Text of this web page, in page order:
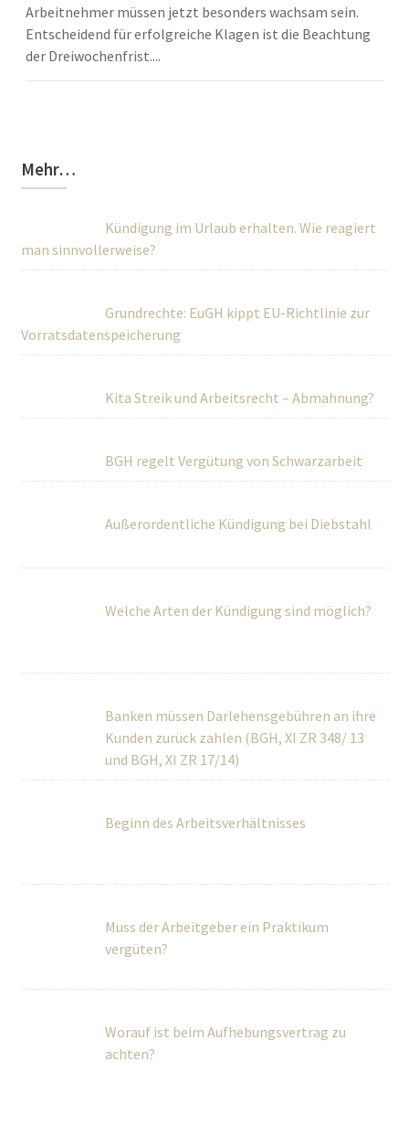
Arbeitnehmer müssen jetzt besonders wachsam sein.
Entscheidend für erfolgreiche Klagen ist die Beachtung
der Dreiwochenfrist....
Mehr…
Kündigung im Urlaub erhalten. Wie reagiert
man sinnvollerweise?
Grundrechte: EuGH kippt EU-Richtlinie zur
Vorratsdatenspeicherung
Kita Streik und Arbeitsrecht – Abmahnung?
BGH regelt Vergütung von Schwarzarbeit
Außerordentliche Kündigung bei Diebstahl
Kunden zurück zahlen (BGH, XI ZR 348/ 13 und BGH, XI ZR
Beginn des Arbeitsverhältnisses
Muss der Arbeitgeber ein Praktikum
Worauf ist beim Aufhebungsvertrag zu
achten?